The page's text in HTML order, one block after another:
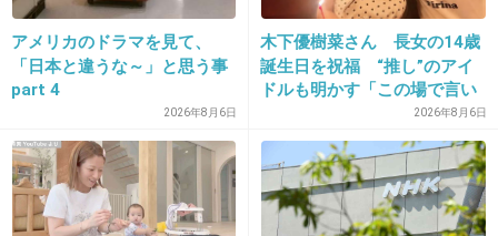
昔はアクセーヌ、今はその時より貧乏になりミ
ノン。とりあえず痒みはなくヒリヒリしないの
で使い続けてます。
-5
22. 匿名2020/01/21(火) 23:25:26
アメリカのドラマを見て、
「日本と違うな～」と思う事
part 4
2026年8月6日
木下優樹菜さん 長女の14歳
誕生日を祝福 “推し”のアイ
ドルも明かす「この場で言い
2026年8月6日